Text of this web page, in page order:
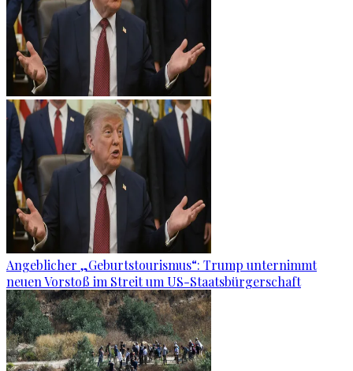
Angeblicher „Geburtstourismus“: Trump unternimmt
neuen Vorstoß im Streit um US-Staatsbürgerschaft